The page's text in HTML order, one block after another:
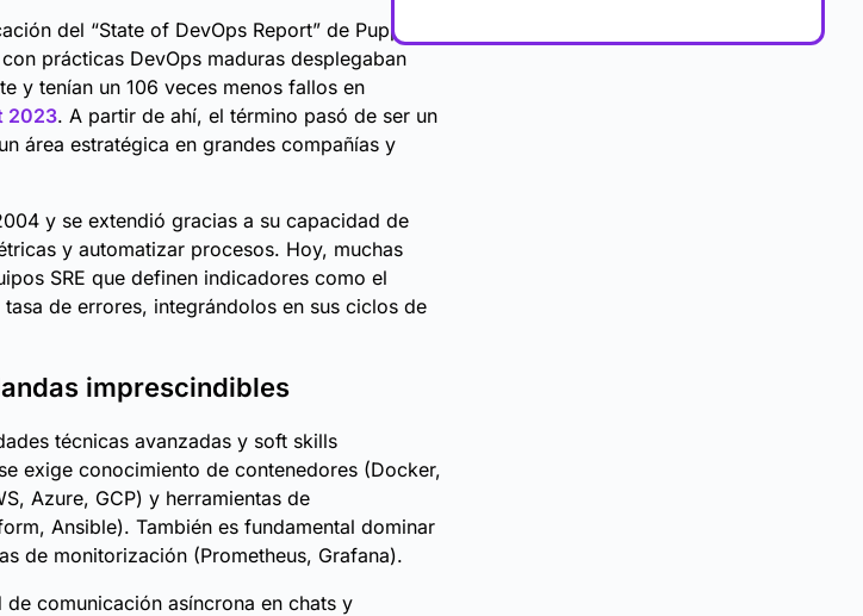
del “State of DevOps Report” de Puppet,
prácticas DevOps maduras desplegaban
y tenían un 106 veces menos fallos en
2023. A partir de ahí, el término pasó de ser un
área estratégica en grandes compañías y
y se extendió gracias a su capacidad de
y automatizar procesos. Hoy, muchas
SRE que definen indicadores como el
de errores, integrándolos en sus ciclos de
imprescindibles
técnicas avanzadas y soft skills
exige conocimiento de contenedores (Docker,
Azure, GCP) y herramientas de
Ansible). También es fundamental dominar
de monitorización (Prometheus, Grafana).
comunicación asíncrona en chats y